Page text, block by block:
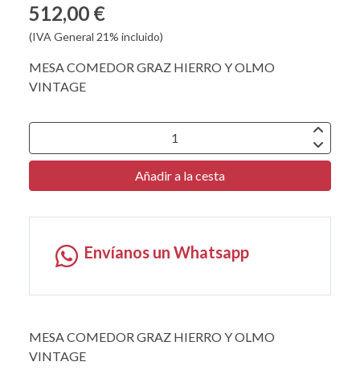
512,00 €
(IVA General 21% incluido)
MESA COMEDOR GRAZ HIERRO Y OLMO
VINTAGE
Añadir a la cesta
Envíanos un Whatsapp
MESA COMEDOR GRAZ HIERRO Y OLMO
VINTAGE